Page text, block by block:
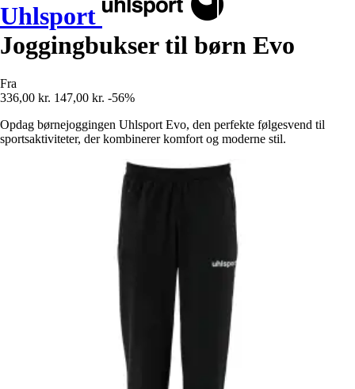
Uhlsport
Joggingbukser til børn Evo
Fra
336,00 kr. 147,00 kr. -56%
Opdag børnejoggingen Uhlsport Evo, den perfekte følgesvend til
sportsaktiviteter, der kombinerer komfort og moderne stil.